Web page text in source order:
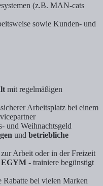
(z.B. MAN-cats
sowie Kunden- und
mit regelmäßigen
Arbeitsplatz bei einem
und Weihnachtsgeld
und betriebliche
Arbeit oder in der Freizeit
EGYM - trainiere begünstigt
Rabatte bei vielen Marken